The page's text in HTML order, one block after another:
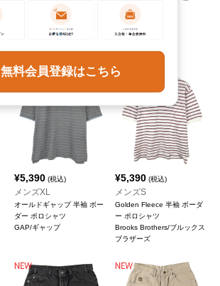
(税込)
UMBRO/アンブロ
5,390
メンズXL
NIKE/ナイキ
¥5,390(税込)
メンズXL
オールドギャップ 半袖 ボー
ダー ポロシャツ
GAP/ギャップ
¥5,390 (税込)
メンズS
Golden Fleece 半袖 ボーダ
ー ポロシャツ
Brooks Brothers/ブルックス
ブラザーズ
無料会員登録はこちら